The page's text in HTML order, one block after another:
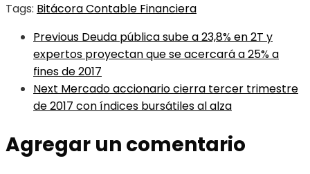
Tags: Bitácora Contable Financiera
Previous Deuda pública sube a 23,8% en 2T y
expertos proyectan que se acercará a 25% a
fines de 2017
Next Mercado accionario cierra tercer trimestre
de 2017 con índices bursátiles al alza
Agregar un comentario